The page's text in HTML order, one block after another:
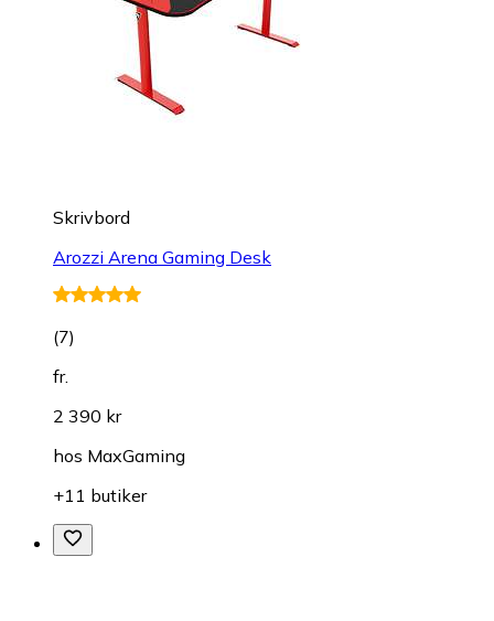
Skrivbord
Arozzi Arena Gaming Desk
(7)
fr.
2 390 kr
hos MaxGaming
+11 butiker